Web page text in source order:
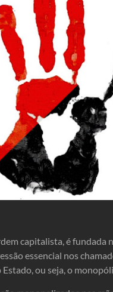
capitalista, é fundada
essencial nos
ou seja, o